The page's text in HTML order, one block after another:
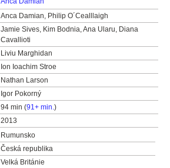
Anca Damian, Philip O´Cealllaigh
Jamie Sives, Kim Bodnia, Ana Ularu, Diana
Cavallioti
Liviu Marghidan
Ion Ioachim Stroe
Nathan Larson
Igor Pokorný
94 min (91+ min.)
2013
Rumunsko
Česká republika
Velká Británie